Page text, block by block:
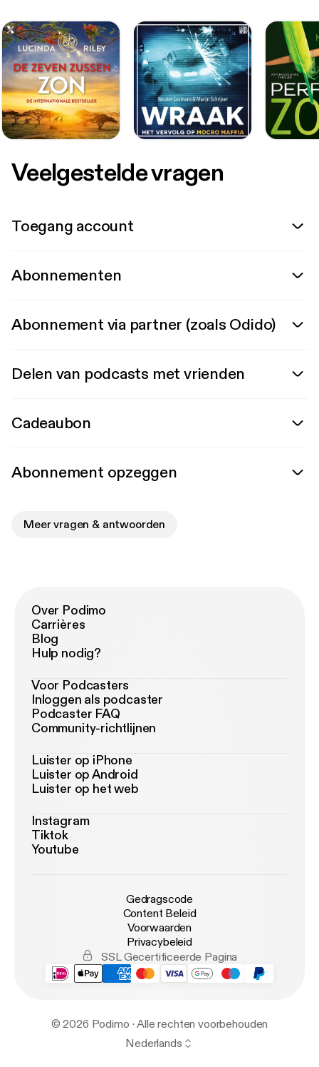
Veelgestelde vragen
Toegang account
Abonnementen
Abonnement via partner (zoals Odido)
Delen van podcasts met vrienden
Cadeaubon
Abonnement opzeggen
Meer vragen & antwoorden
Over Podimo
Carrières
Blog
Hulp nodig?
Voor Podcasters
Inloggen als podcaster
Podcaster FAQ
Community-richtlijnen
Luister op iPhone
Luister op Android
Luister op het web
Instagram
Tiktok
Youtube
Gedragscode
Content Beleid
Voorwaarden
Privacybeleid
SSL Gecertificeerde Pagina
© 2026 Podimo · Alle rechten voorbehouden
Nederlands